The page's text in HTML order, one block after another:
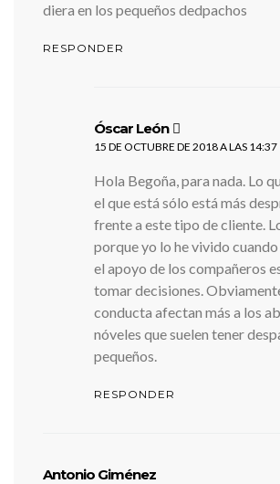
diera en los pequeños dedpachos
RESPONDER
Óscar León
15 DE OCTUBRE DE 2018 A LAS 14:37
Hola Begoña, para nada. Lo
el que está sólo está más
frente a este tipo de cliente.
porque yo lo he vivido
el apoyo de los compañeros
tomar decisiones.
conducta afectan más a los
nóveles que suelen tener
pequeños.
RESPONDER
Antonio Giménez